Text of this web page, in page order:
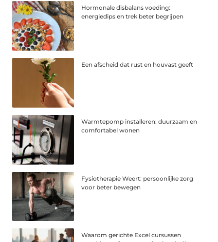
Hormonale disbalans voeding:
energiedips en trek beter begrijpen
Een afscheid dat rust en houvast geeft
Warmtepomp installeren: duurzaam en
comfortabel wonen
Fysiotherapie Weert: persoonlijke zorg
voor beter bewegen
Waarom gerichte Excel cursussen